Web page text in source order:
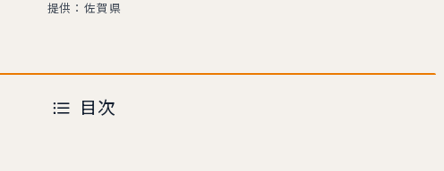
提供：佐賀県
目次